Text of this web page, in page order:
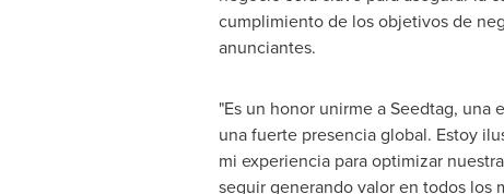
cumplimiento de los objetivos de
anunciantes.
"Es un honor unirme a Seedtag, una
una fuerte presencia global. Estoy
mi experiencia para optimizar
seguir generando valor en todos los